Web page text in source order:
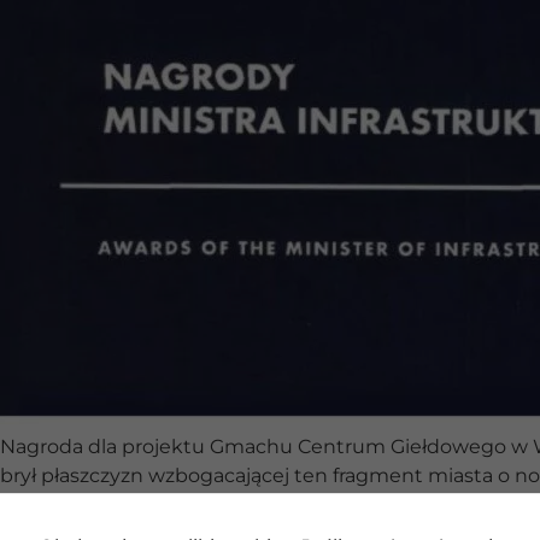
Nagroda dla projektu Gmachu Centrum Giełdowego w
brył płaszczyzn wzbogacającej ten fragment miasta o